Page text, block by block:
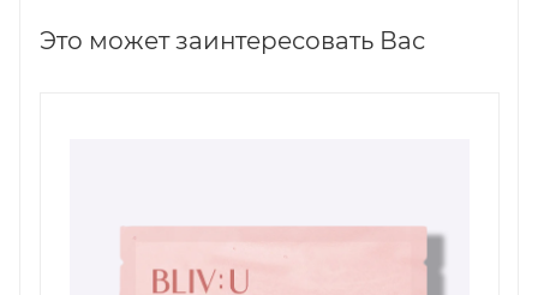
Это может заинтересовать Вас